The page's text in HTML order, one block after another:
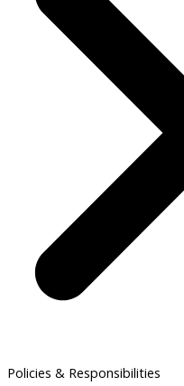
Policies & Responsibilities